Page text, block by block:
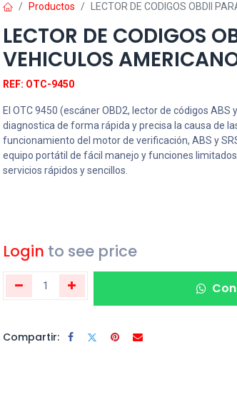
Productos LECTOR DE CODIGOS OBDII
LECTOR DE CODIGOS
VEHICULOS
REF: OTC-9450
El OTC 9450 (escáner OBD2, lector de códigos ABS
diagnostica de forma rápida y precisa la causa de
funcionamiento del motor de verificación, ABS y
equipo portátil de fácil manejo y funciones
servicios rápidos y sencillos.
Login to see price
Compartir: